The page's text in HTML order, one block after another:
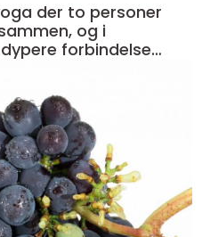
der to personer
og i
forbindelse